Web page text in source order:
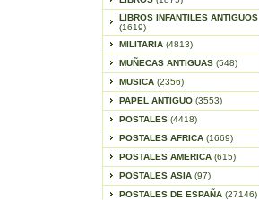
LIBROS INFANTILES ANTIGUOS
(1619)
MILITARIA (4813)
MUÑECAS ANTIGUAS (548)
MUSICA (2356)
PAPEL ANTIGUO (3553)
POSTALES (4418)
POSTALES AFRICA (1669)
POSTALES AMERICA (615)
POSTALES ASIA (97)
POSTALES DE ESPAÑA (27146)